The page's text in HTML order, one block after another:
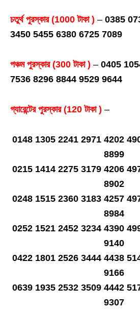
চতুর্থ পুরস্কার (1000 টাকা ) – 0385
3450 5455 6380 6725 7089
পঞ্চম পুরস্কার (300 টাকা ) – 0405
7536 8296 8844 9529 9644
গ্যারেন্টের পুরস্কার (120 টাকা ) –
0148 1305 2241 2971 4202
8899
0215 1414 2275 3179 4206
8902
0248 1515 2360 3183 4257
8984
0252 1521 2452 3234 4390
9140
0422 1801 2526 3444 4438
9166
0639 1935 2532 3509 4442
9307